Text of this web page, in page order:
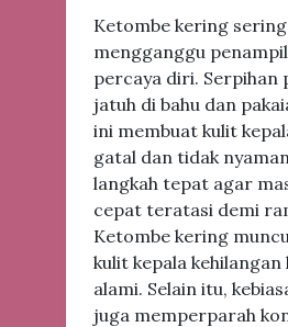
Ketombe kering sering
mengganggu
percaya diri. Serpihan
jatuh di bahu dan
ini membuat kulit
gatal dan tidak
langkah tepat agar
cepat teratasi demi
Ketombe kering
kulit kepala kehilangan
alami. Selain itu,
juga memperparah